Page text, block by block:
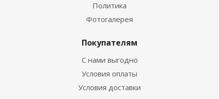
Политика
Фотогалерея
Покупателям
С нами выгодно
Условия оплаты
Условия доставки